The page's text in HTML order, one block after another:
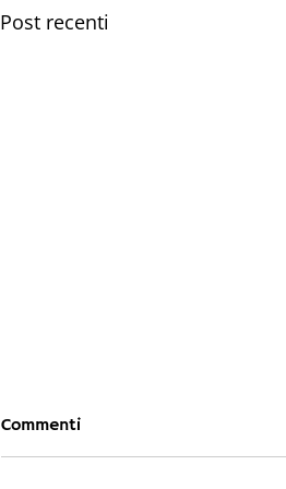
Post recenti
Commenti